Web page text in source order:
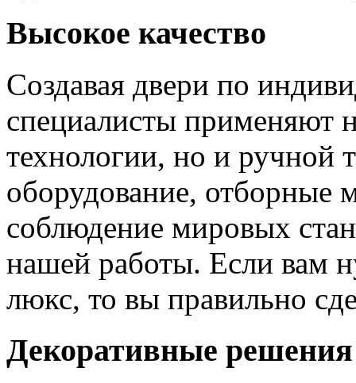
Высокое качество
Создавая двери по
специалисты применяют
технологии, но и ручной
оборудование, отборные
соблюдение мировых
нашей работы. Если вам
люкс, то вы правильно
Декоративные решения